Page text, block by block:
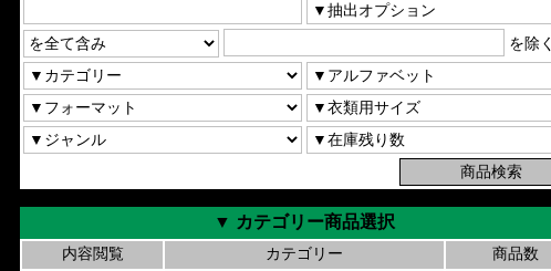
を除く
▼ カテゴリー商品選択
内容閲覧 カテゴリー
商品数